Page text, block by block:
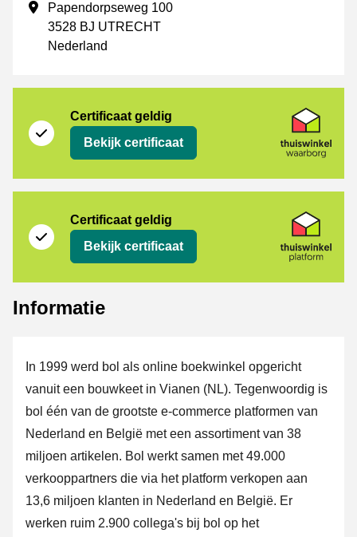
Vestigingsadres
Papendorpseweg 100
3528 BJ UTRECHT
Nederland
Certificaat geldig
Bekijk certificaat
Certificaat geldig
Bekijk certificaat
Informatie
In 1999 werd bol als online boekwinkel opgericht
vanuit een bouwkeet in Vianen (NL). Tegenwoordig is
bol één van de grootste e-commerce platformen van
Nederland en België met een assortiment van 38
miljoen artikelen. Bol werkt samen met 49.000
verkooppartners die via het platform verkopen aan
13,6 miljoen klanten in Nederland en België. Er
werken ruim 2.900 collega's bij bol op het